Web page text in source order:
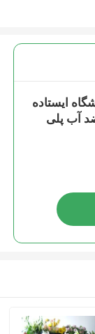
ایستاده
آب پلی